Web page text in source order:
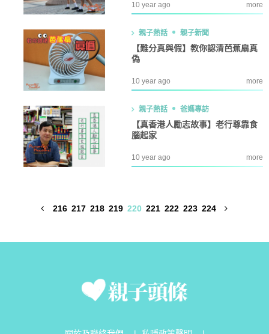
10 year ago more
親子熱話 親子新聞
【難分真與假】教你認清芭蕉扇真
偽
10 year ago more
親子熱話 爸媽專訪
【真香港人勵志故事】老行尊靠食
腦起家
10 year ago more
216 217 218 219 220 221 222 223 224